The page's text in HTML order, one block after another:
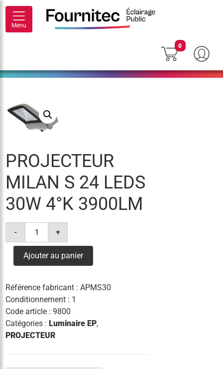
Menu
0
PROJECTEUR
MILAN S 24 LEDS
30W 4°K 3900LM
-
quantité
projecteur
s
24
4°k
3900lm
+
Ajouter au panier
Référence fabricant :APMS30
Conditionnement : 1
Code article :9800
Catégories : Luminaire EP,
PROJECTEUR